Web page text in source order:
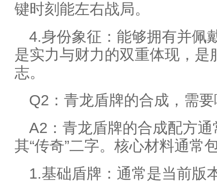
键时刻能左右战局。
4.身份象征：能够拥有并佩
是实力与财力的双重体现，是
志。
Q2：青龙盾牌的合成，需
A2：青龙盾牌的合成配方
其“传奇”二字。核心材料通常
1.基础盾牌：通常是当前版